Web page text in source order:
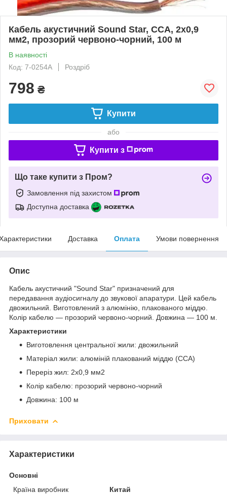
Кабель акустичний Sound Star, CCA, 2х0,9
мм2, прозорий червоно-чорний, 100 м
В наявності
Код: 7-0254A
Роздріб
798 ₴
Купити
або
Купити з
Що таке купити з Пром?
Замовлення під захистом
Доступна доставка
Доставка Оплата Умови повернення
Опис
Кабель акустичний "Sound Star" призначений для
передавання аудіосигналу до звукової апаратури. Цей кабель
двожильний. Виготовлений з алюмінію, плакованого міддю.
Колір кабелю — прозорий червоно-чорний. Довжина — 100 м.
Характеристики
Виготовлення центральної жили: двожильний
Матеріал жили: алюміній плакований міддю (CCA)
Переріз жил: 2х0,9 мм2
Колір кабелю: прозорий червоно-чорний
Довжина: 100 м
Приховати
Характеристики
Основні
Країна виробник
Китай